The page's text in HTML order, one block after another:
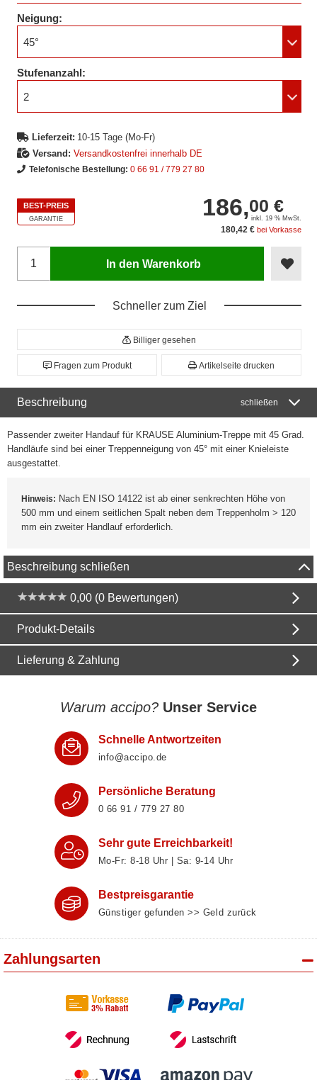
Neigung:
45°
Stufenanzahl:
2
Lieferzeit: 10-15 Tage (Mo-Fr)
Versand: Versandkostenfrei innerhalb DE
Telefonische Bestellung: 0 66 91 / 779 27 80
BEST-PREIS
GARANTIE 186,00 €
inkl. 19 % MwSt.
180,42 € bei Vorkasse
In den Warenkorb
Schneller zum Ziel
Billiger gesehen
Fragen zum Produkt Artikelseite drucken
Beschreibung schließen
Passender zweiter Handauf für KRAUSE Aluminium-Treppe mit 45 Grad.
Handläufe sind bei einer Treppenneigung von 45° mit einer Knieleiste
ausgestattet.
Hinweis: Nach EN ISO 14122 ist ab einer senkrechten Höhe von
500 mm und einem seitlichen Spalt neben dem Treppenholm > 120
mm ein zweiter Handlauf erforderlich.
Beschreibung schließen
0,00 (0 Bewertungen)
Produkt-Details
Lieferung & Zahlung
Warum accipo? Unser Service
Schnelle Antwortzeiten
info@accipo.de
Persönliche Beratung
0 66 91 / 779 27 80
Sehr gute Erreichbarkeit!
Mo-Fr: 8‑18 Uhr | Sa: 9‑14 Uhr
Bestpreisgarantie
Günstiger gefunden >> Geld zurück
Zahlungsarten